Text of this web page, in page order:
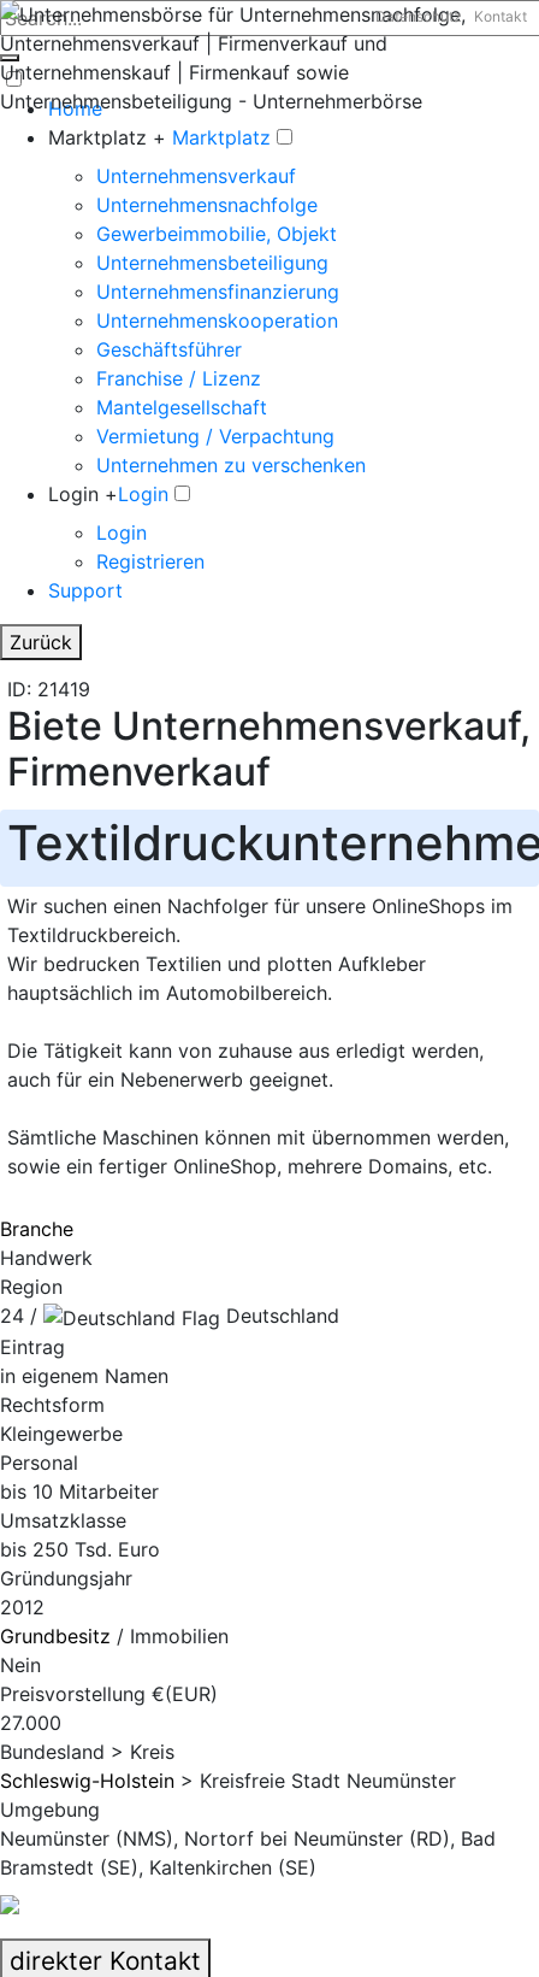
Datenschutz Kontakt
Home
Marktplatz + Marktplatz
Unternehmensverkauf
Unternehmensnachfolge
Gewerbeimmobilie, Objekt
Unternehmensbeteiligung
Unternehmensfinanzierung
Unternehmenskooperation
Geschäftsführer
Franchise / Lizenz
Mantelgesellschaft
Vermietung / Verpachtung
Unternehmen zu verschenken
Login +Login
Login
Registrieren
Support
Zurück
ID: 21419
Biete Unternehmensverkauf,
Firmenverkauf
Wir suchen einen Nachfolger für unsere OnlineShops im
Textildruckbereich.
Wir bedrucken Textilien und plotten Aufkleber
hauptsächlich im Automobilbereich.
Die Tätigkeit kann von zuhause aus erledigt werden,
auch für ein Nebenerwerb geeignet.
Sämtliche Maschinen können mit übernommen werden,
sowie ein fertiger OnlineShop, mehrere Domains, etc.
Branche
Handwerk
Region
24 /
Deutschland
Eintrag
in eigenem Namen
Rechtsform
Kleingewerbe
Personal
bis 10 Mitarbeiter
Umsatzklasse
bis 250 Tsd. Euro
Gründungsjahr
2012
Grundbesitz / Immobilien
Nein
Preisvorstellung €(EUR)
27.000
Bundesland > Kreis
Schleswig-Holstein > Kreisfreie Stadt Neumünster
Umgebung
Neumünster (NMS), Nortorf bei Neumünster (RD), Bad
Bramstedt (SE), Kaltenkirchen (SE)
direkter Kontakt